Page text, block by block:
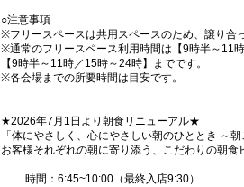
○注意事項
※フリースペースは共用スペースのため、譲り合
※通常のフリースペース利用時間は【9時半～11
【9時半～11時／15時～24時】までです。
※各会場までの所要時間は目安です。
★2026年7月1日より朝食リニューアル★
「体にやさしく、心にやさしい朝のひととき ～朝
お客様それぞれの朝に寄り添う、こだわりの朝食
時間： 6:45~10:00（最終入店9:30）